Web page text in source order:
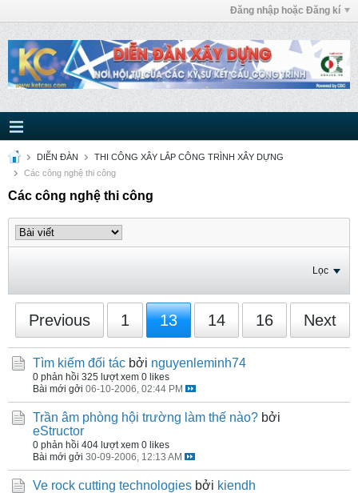
Đăng nhập hoặc Đăng kí
DIỄN ĐÀN
THI CÔNG XÂY LẮP CÔNG TRÌNH XÂY DỰNG
Các công nghệ thi công
Các công nghệ thi công
Lọc
Previous 1 13 14 16 Next
Tìm kiếm đối tác bởi nguyenleminh74
0 phản hồi 325 lượt xem 0 likes
Bài mới gởi 06-10-2006, 02:44 PM
Trần âm phòng hội trường làm thế nào? bởi
eStructor
0 phản hồi 404 lượt xem 0 likes
Bài mới gởi 30-09-2006, 12:13 AM
Ve rock cutting technologies bởi kiendh